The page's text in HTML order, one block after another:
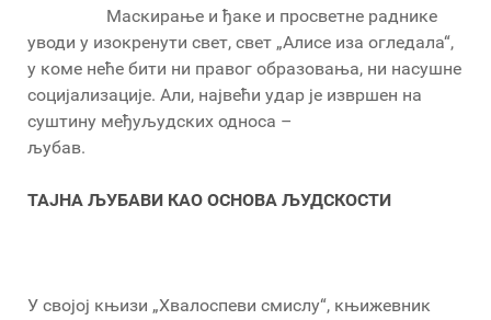
Маскирање и ђаке и просветне раднике
уводи у изокренути свет, свет „Алисе иза огледала“,
у коме неће бити ни правог образовања, ни насушне
социјализације. Али, највећи удар је извршен на
суштину међуљудских односа –
љубав.
ТАЈНА ЉУБАВИ КАО ОСНОВА ЉУДСКОСТИ
У својој књизи „Хвалоспеви смислу“, књижевник